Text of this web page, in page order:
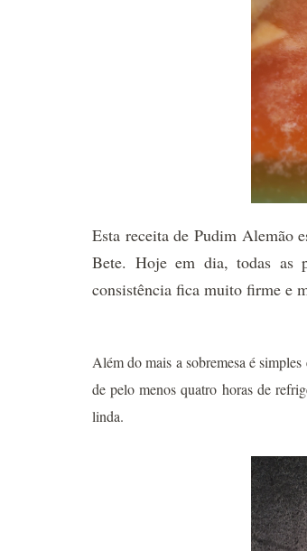
Esta receita de Pudim Alemão
Bete. Hoje em dia, todas as
consistência fica muito firme e
Além do mais a sobremesa é
de pelo menos quatro horas de
linda.